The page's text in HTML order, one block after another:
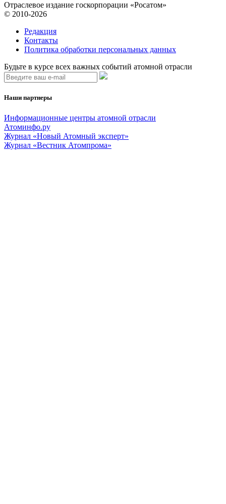
Отраслевое издание госкорпорации «Росатом»
© 2010-2026
Редакция
Контакты
Политика обработки персональных данных
Будьте в курсе всех важных событий атомной отрасли
Наши партнеры
Информационные центры атомной отрасли
Атоминфо.ру
Журнал «Новый Атомный эксперт»
Журнал «Вестник Атомпрома»